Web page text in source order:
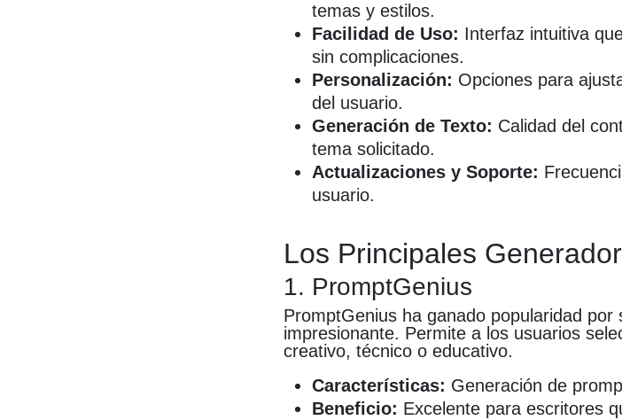
temas y estilos.
Facilidad de Uso: Interfaz intuitiva
sin complicaciones.
Personalización: Opciones para
del usuario.
Generación de Texto: Calidad del
tema solicitado.
Actualizaciones y Soporte:
usuario.
Los Principales
1. PromptGenius
PromptGenius ha ganado popularidad
impresionante. Permite a los usuarios
creativo, técnico o educativo.
Características: Generación de
Beneficio: Excelente para escritores